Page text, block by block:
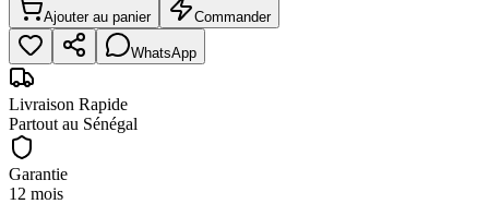
Ajouter au panier Commander
WhatsApp
Livraison Rapide
Partout au Sénégal
Garantie
12 mois